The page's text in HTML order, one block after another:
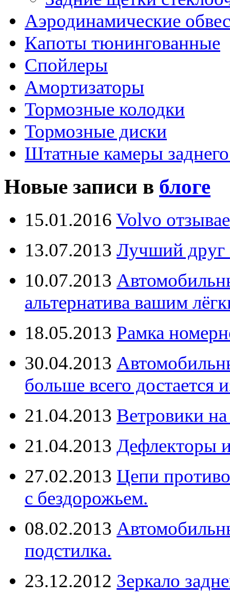
Аэродинамические
Капоты тюнингованные
Спойлеры
Амортизаторы
Тормозные колодки
Тормозные диски
Штатные камеры
Новые записи в блоге
15.01.2016 Volvo
13.07.2013 Лучший друг
10.07.2013
альтернатива вашим
18.05.2013 Рамка
30.04.2013
больше всего достается
21.04.2013 Ветровики
21.04.2013 Дефлекторы
27.02.2013 Цепи
с бездорожьем.
08.02.2013
подстилка.
23.12.2012 Зеркало